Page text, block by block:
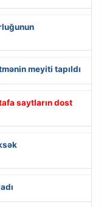
meyiti tapıldı
saytların dost